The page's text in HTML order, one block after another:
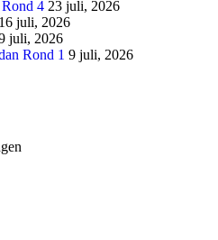
Rond 4 23 juli, 2026
16 juli, 2026
juli, 2026
Rond 1 9 juli, 2026